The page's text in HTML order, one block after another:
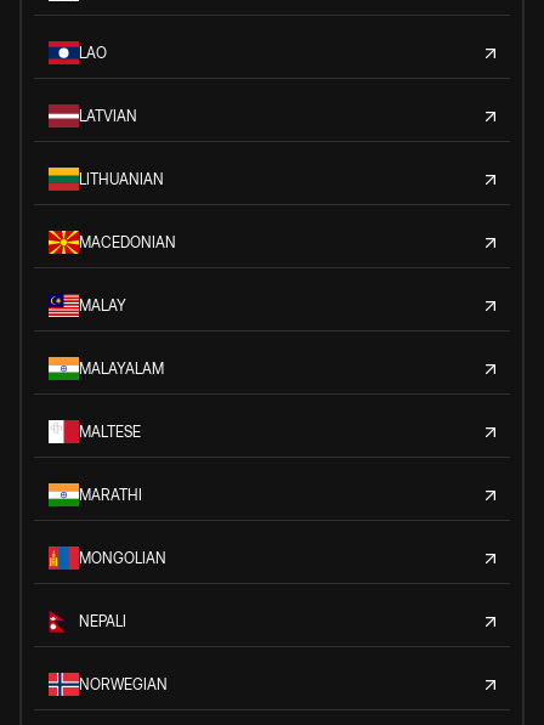
LAO
LATVIAN
LITHUANIAN
MACEDONIAN
MALAY
MALAYALAM
MALTESE
MARATHI
MONGOLIAN
NEPALI
NORWEGIAN